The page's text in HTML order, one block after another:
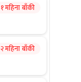
१ महिना बाँकी
२ महिना बाँकी